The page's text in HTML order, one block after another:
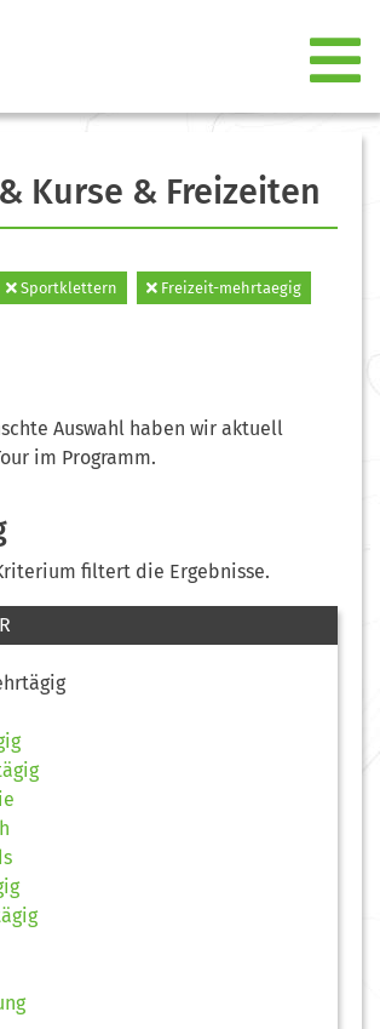
Kurse & Freizeiten
Sportklettern Freizeit-mehrtaegig
Auswahl haben wir aktuell
im Programm.
filtert die Ergebnisse.